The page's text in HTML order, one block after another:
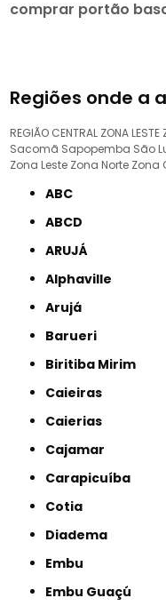
comprar portão
Regiões onde a
REGIÃO CENTRAL ZONA LESTE
Sacomã Sapopemba São
Zona Leste Zona Norte Zona
ABC
ABCD
ARUJÁ
Alphaville
Arujá
Barueri
Biritiba Mirim
Caieiras
Caierias
Cajamar
Carapicuíba
Cotia
Diadema
Embu
Embu Guaçú